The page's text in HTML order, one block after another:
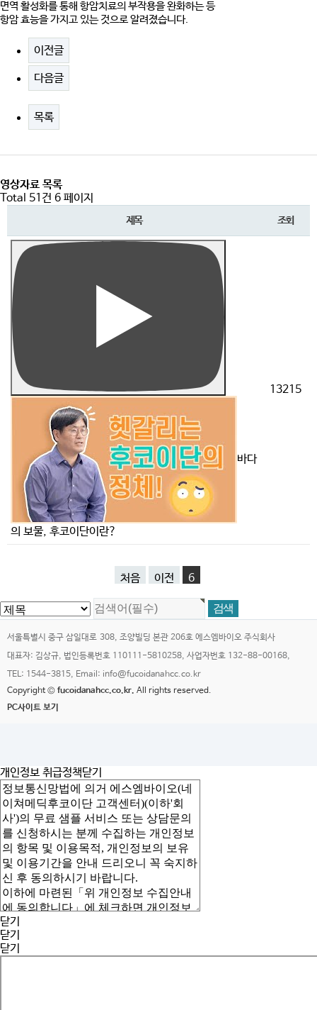
면역 활성화를 통해 항암치료의 부작용을 완화하는 등
항암 효능을 가지고 있는 것으로 알려졌습니다.
이전글
다음글
목록
영상자료 목록
Total 51건 6 페이지
제목 조회
바다
의 보물, 후코이단이란?
13215
처음 이전 6
서울특별시 중구 삼일대로 308, 조양빌딩 본관 206호 에스엠바이오 주식회사
대표자: 김상규, 법인등록번호 110111-5810258, 사업자번호 132-88-00168,
TEL: 1544-3815, Email: info@fucoidanahcc.co.kr
Copyright © fucoidanahcc.co.kr. All rights reserved.
PC사이트 보기
개인정보 취급정책닫기
닫기
닫기
닫기